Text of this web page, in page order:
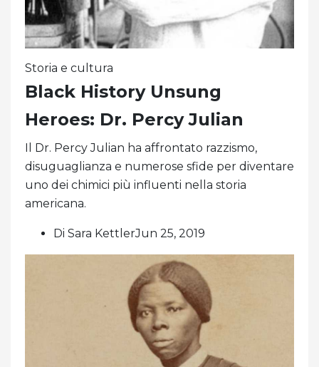
Storia e cultura
Black History Unsung
Heroes: Dr. Percy Julian
Il Dr. Percy Julian ha affrontato razzismo,
disuguaglianza e numerose sfide per diventare
uno dei chimici più influenti nella storia
americana.
Di Sara KettlerJun 25, 2019